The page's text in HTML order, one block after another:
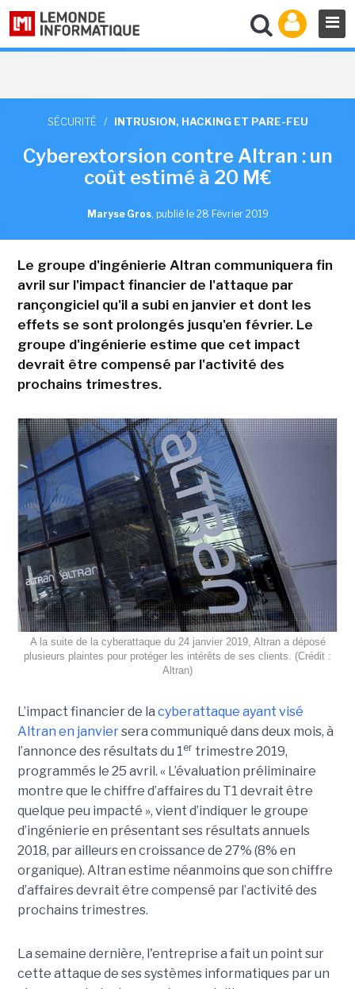
SÉCURITÉ / INTRUSION, HACKING ET PARE-FEU
Cyberextorsion contre Altran : un
coût estimé à 20 M€
Maryse Gros, publié le 28 Février 2019
Le groupe d'ingénierie Altran communiquera fin
avril sur l'impact financier de l'attaque par
rançongiciel qu'il a subi en janvier et dont les
effets se sont prolongés jusqu'en février. Le
groupe d'ingénierie estime que cet impact
devrait être compensé par l'activité des
prochains trimestres.
A la suite de la cyberattaque du 24 janvier 2019, Altran a déposé
plusieurs plaintes pour protéger les intérêts de ses clients. (Crédit :
Altran)
L’impact financier de la cyberattaque ayant visé
Altran en janviersera communiqué dans deux mois, à
l’annonce des résultats du 1er trimestre 2019,
programmés le 25 avril. « L’évaluation préliminaire
montre que le chiffre d’affaires du T1 devrait être
quelque peu impacté », vient d’indiquer le groupe
d’ingénierie en présentant ses résultats annuels
2018, par ailleurs en croissance de 27% (8% en
organique). Altran estime néanmoins que son chiffre
d’affaires devrait être compensé par l’activité des
prochains trimestres.
La semaine dernière, l'entreprise a fait un point sur
cette attaque de ses systèmes informatiques par un